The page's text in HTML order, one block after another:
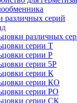
различных серий
различных
серии Т
серии Р
серии 5Р
серии К
серии КО
серии РО
серии СК